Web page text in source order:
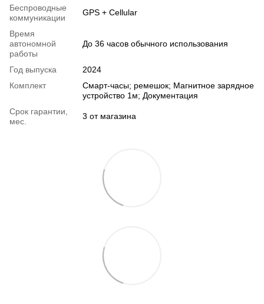
Беспроводные
коммуникации
GPS + Cellular
Время
автономной
работы
До 36 часов обычного использования
Год выпуска
2024
Комплект
Смарт-часы; ремешок; Магнитное зарядное
устройство 1м; Документация
Срок гарантии,
мес.
3 от магазина